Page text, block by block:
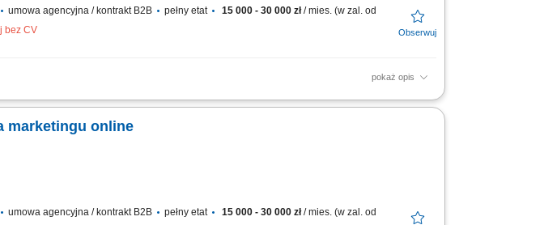
umowa agencyjna / kontrakt B2B pełny etat 15 000 - 30 000 zł/ mies. (w zal. od
bez CV
pokaż opis
w oparciu o model franczyzowy; pozyskiwanie klientów biznesowych i budowanie
marketingu online
umowa agencyjna / kontrakt B2B pełny etat 15 000 - 30 000 zł/ mies. (w zal. od